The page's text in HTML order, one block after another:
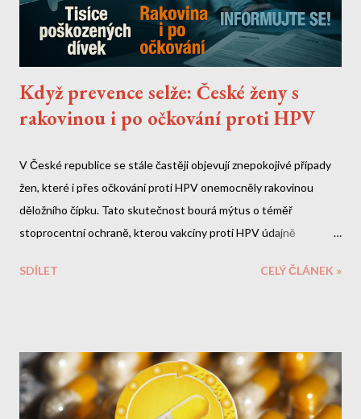
Když prevence selže: České ženy s
rakovinou i po očkování proti HPV
V České republice se stále častěji objevují znepokojivé případy
žen, které i přes očkování proti HPV onemocněly rakovinou
děložního čípku. Tato skutečnost bourá mýtus o téměř
stoprocentní ochraně, kterou vakcíny proti HPV údajně
objeveny toxické látky, které výrobci zatajili. Toxický koktejl ve
látku známou také jako toluen. Tato chemikálie: Je klasifikována
jako nervové činidlo Byla používána v biologické válce Může
způsobit nevratné poškození nervového systému Není uvedena
SDÍLET CELÝ ČLÁNEK »